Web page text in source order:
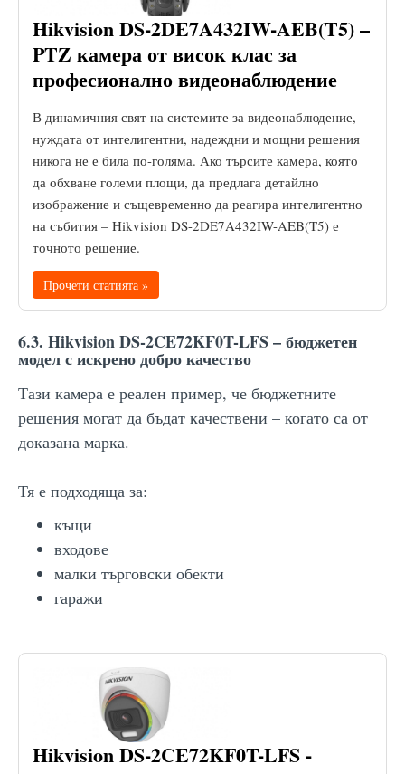
Hikvision DS-2DE7A432IW-AEB(T5) –
PTZ камера от висок клас за
професионално видеонаблюдение
В динамичния свят на системите за видеонаблюдение,
нуждата от интелигентни, надеждни и мощни решения
никога не е била по-голяма. Ако търсите камера, която
да обхване големи площи, да предлага детайлно
изображение и същевременно да реагира интелигентно
на събития – Hikvision DS-2DE7A432IW-AEB(T5) е
точното решение.
Прочети статията »
6.3. Hikvision DS-2CE72KF0T-LFS – бюджетен
модел с искрено добро качество
Тази камера е реален пример, че бюджетните
решения могат да бъдат качествени – когато са от
доказана марка.
Тя е подходяща за:
къщи
входове
малки търговски обекти
гаражи
Hikvision DS-2CE72KF0T-LFS -